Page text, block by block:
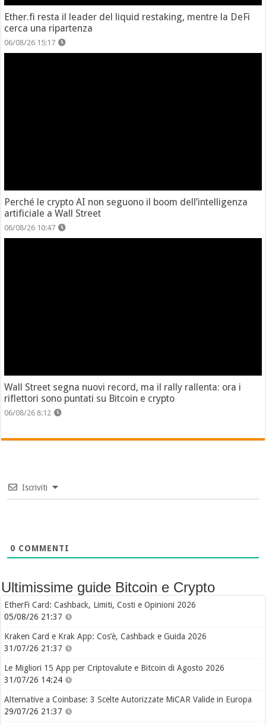
Ether.fi resta il leader del liquid restaking, mentre la DeFi
cerca una ripartenza
06/08/26 15:17
Perché le crypto AI non seguono il boom dell’intelligenza
artificiale a Wall Street
06/08/26 10:47
Wall Street segna nuovi record, ma il rally rallenta: ora i
riflettori sono puntati su Bitcoin e crypto
06/08/26 8:12
Iscriviti
0 COMMENTI
Ultimissime guide Bitcoin e Crypto
EtherFi Card: Cashback, Limiti, Costi e Opinioni 2026
05/08/26 21:37
Kraken Card e Krak App: Cos’è, Cashback e Guida 2026
31/07/26 21:37
Le Migliori 15 App per Criptovalute e Bitcoin di Agosto 2026
31/07/26 14:24
Alternative a Coinbase: 3 Scelte Autorizzate MiCAR Valide in Europa
29/07/26 21:37